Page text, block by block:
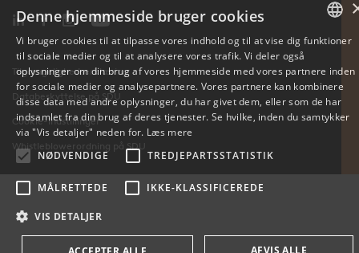
Tilgængelighedserklæring
Databeskyttelse på SDU
Cookie-indstillinger
Whistleblowerordning på SDU
ENGLISH
Denne hjemmeside bruger cookies
Vi bruger cookies til at tilpasse vores indhold og til at vise dig funktioner
til sociale medier og til at analysere vores trafik. Vi deler også
oplysninger om din brug af vores hjemmeside med vores partnere inden
for sociale medier og analysepartnere. Vores partnere kan kombinere
disse data med andre oplysninger, du har givet dem, eller som de har
indsamlet fra din brug af deres tjenester. Se hvilke, inden du samtykker
via "Vis detaljer" neden for. Læs mere
NØDVENDIGE
TREDJEPARTSSTATISTIK
MÅLRETTEDE IKKE-KLASSIFICEREDE
VIS DETALJER
AFVIS ALLE